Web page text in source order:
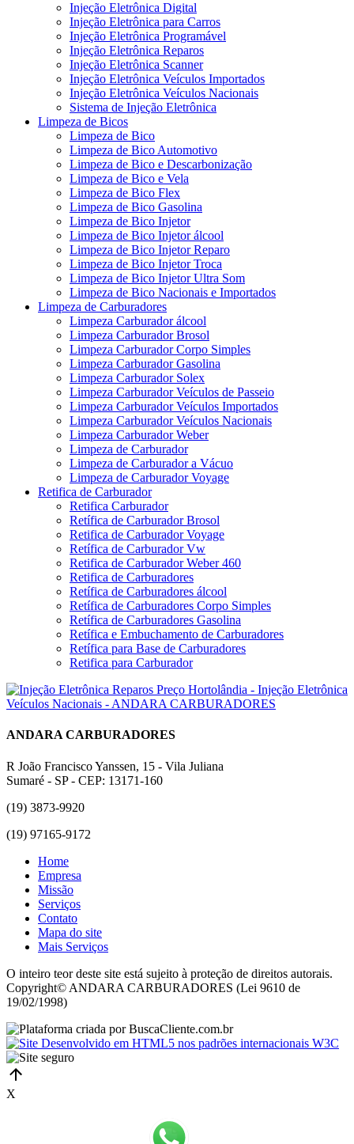
Injeção Eletrônica Digital
Injeção Eletrônica para Carros
Injeção Eletrônica Programável
Injeção Eletrônica Reparos
Injeção Eletrônica Scanner
Injeção Eletrônica Veículos Importados
Injeção Eletrônica Veículos Nacionais
Sistema de Injeção Eletrônica
Limpeza de Bicos
Limpeza de Bico
Limpeza de Bico Automotivo
Limpeza de Bico e Descarbonização
Limpeza de Bico e Vela
Limpeza de Bico Flex
Limpeza de Bico Gasolina
Limpeza de Bico Injetor
Limpeza de Bico Injetor álcool
Limpeza de Bico Injetor Reparo
Limpeza de Bico Injetor Troca
Limpeza de Bico Injetor Ultra Som
Limpeza de Bico Nacionais e Importados
Limpeza de Carburadores
Limpeza Carburador álcool
Limpeza Carburador Brosol
Limpeza Carburador Corpo Simples
Limpeza Carburador Gasolina
Limpeza Carburador Solex
Limpeza Carburador Veículos de Passeio
Limpeza Carburador Veículos Importados
Limpeza Carburador Veículos Nacionais
Limpeza Carburador Weber
Limpeza de Carburador
Limpeza de Carburador a Vácuo
Limpeza de Carburador Voyage
Retifica de Carburador
Retifica Carburador
Retífica de Carburador Brosol
Retifica de Carburador Voyage
Retífica de Carburador Vw
Retifica de Carburador Weber 460
Retifica de Carburadores
Retífica de Carburadores álcool
Retífica de Carburadores Corpo Simples
Retífica de Carburadores Gasolina
Retífica e Embuchamento de Carburadores
Retífica para Base de Carburadores
Retifica para Carburador
ANDARA CARBURADORES
R João Francisco Yanssen, 15 - Vila Juliana
Sumaré - SP - CEP: 13171-160
(19) 3873-9920
(19) 97165-9172
Home
Empresa
Missão
Serviços
Contato
Mapa do site
Mais Serviços
O inteiro teor deste site está sujeito à proteção de direitos autorais.
Copyright© ANDARA CARBURADORES (Lei 9610 de
19/02/1998)
X